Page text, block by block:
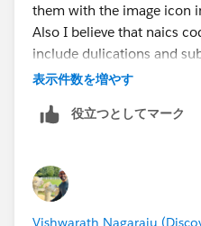
them with the image icon
Also I believe that naics
include dulications and
it would help to see the
表示件数を増やす
役立つとしてマーク
Vishwarath Nagaraju